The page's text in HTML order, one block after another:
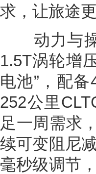
求，让旅途
动力与操
1.5T涡轮增
电池”，配
252公里
足一周需求
续可变阻尼
毫秒级调节